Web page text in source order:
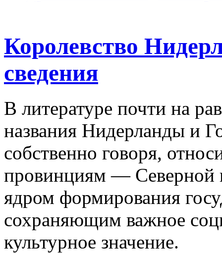
Королевство
сведения
В литературе почти на
названия Нидерланды и
собственно говоря,
провинциям —
ядром формирования
сохраняющим важное
культурное значение.